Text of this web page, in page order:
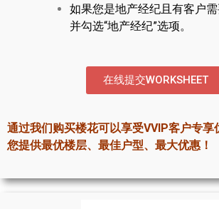
怡陶碧谷楼花项目
密西沙加楼花项目
如果您是地产经纪且有客户
并勾选“地产经纪”选项。
在线提交WORKSHEET
通过我们购买楼花可以享受VVIP客户专享
您提供最优楼层、最佳户型、最大优惠！